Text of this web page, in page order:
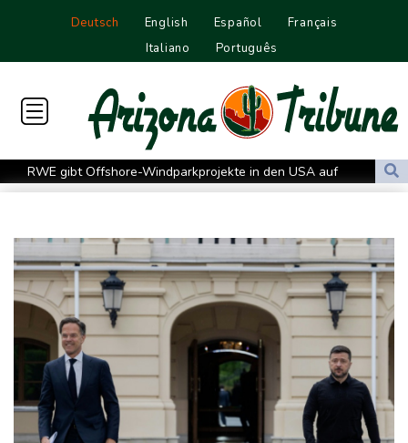
Deutsch English Español
Français
Italiano
Português
RWE gibt Offshore-Windparkprojekte in den USA auf
Mindestens 38 Soldaten bei Angriffen im Jemen getötet - Huthis
UEFA hält an FIFA-Boykott fest
Niedrigwasser: Bilger für Aussetzung von Sonn- und
Feiertagsfahrverbot für Lkw
Millionendeal perfekt: Diomande wechselt nach Madrid
US-Republikaner wollen früheren Corona-Berater Fauci vor
Gericht stellen lassen
Forlán wird Nationaltrainer in Uruguay
Böden in Deutschland ähnlich trocken wie in Dürrejahren 2018